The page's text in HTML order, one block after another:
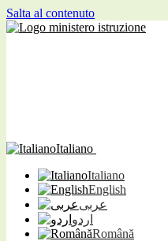
Salta al contenuto
Italiano
Italiano
English
عربى
اردو
Română